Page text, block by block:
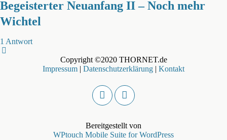
Begeisterter Neuanfang II – Noch mehr
Wichtel
1 Antwort
Copyright ©2020 THORNET.de
Impressum | Datenschutzerklärung | Kontakt
Bereitgestellt von
WPtouch Mobile Suite for WordPress